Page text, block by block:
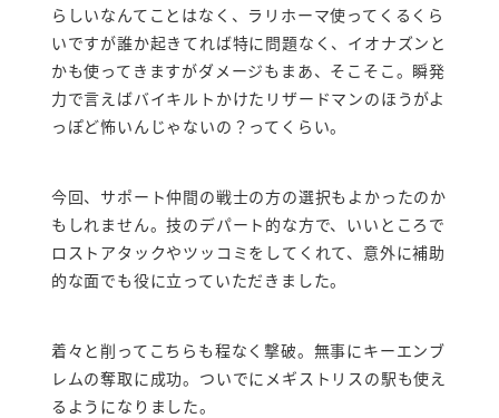
らしいなんてことはなく、ラリホーマ使ってくるくら
いですが誰か起きてれば特に問題なく、イオナズンと
かも使ってきますがダメージもまあ、そこそこ。瞬発
力で言えばバイキルトかけたリザードマンのほうがよ
っぽど怖いんじゃないの？ってくらい。
今回、サポート仲間の戦士の方の選択もよかったのか
もしれません。技のデパート的な方で、いいところで
ロストアタックやツッコミをしてくれて、意外に補助
的な面でも役に立っていただきました。
着々と削ってこちらも程なく撃破。無事にキーエンブ
レムの奪取に成功。ついでにメギストリスの駅も使え
るようになりました。